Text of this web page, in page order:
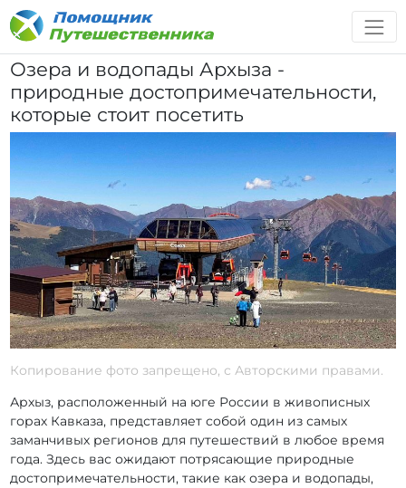
Озера и водопады Архыза -
природные достопримечательности,
которые стоит посетить
Копирование фото запрещено, с Авторскими правами.
Архыз, расположенный на юге России в живописных
горах Кавказа, представляет собой один из самых
заманчивых регионов для путешествий в любое время
года. Здесь вас ожидают потрясающие природные
достопримечательности, такие как озера и водопады,